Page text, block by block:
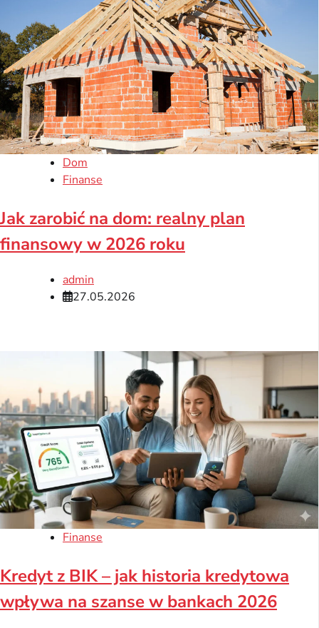
Dom
Finanse
Jak zarobić na dom: realny plan
finansowy w 2026 roku
admin
27.05.2026
Finanse
Kredyt z BIK – jak historia kredytowa
wpływa na szanse w bankach 2026